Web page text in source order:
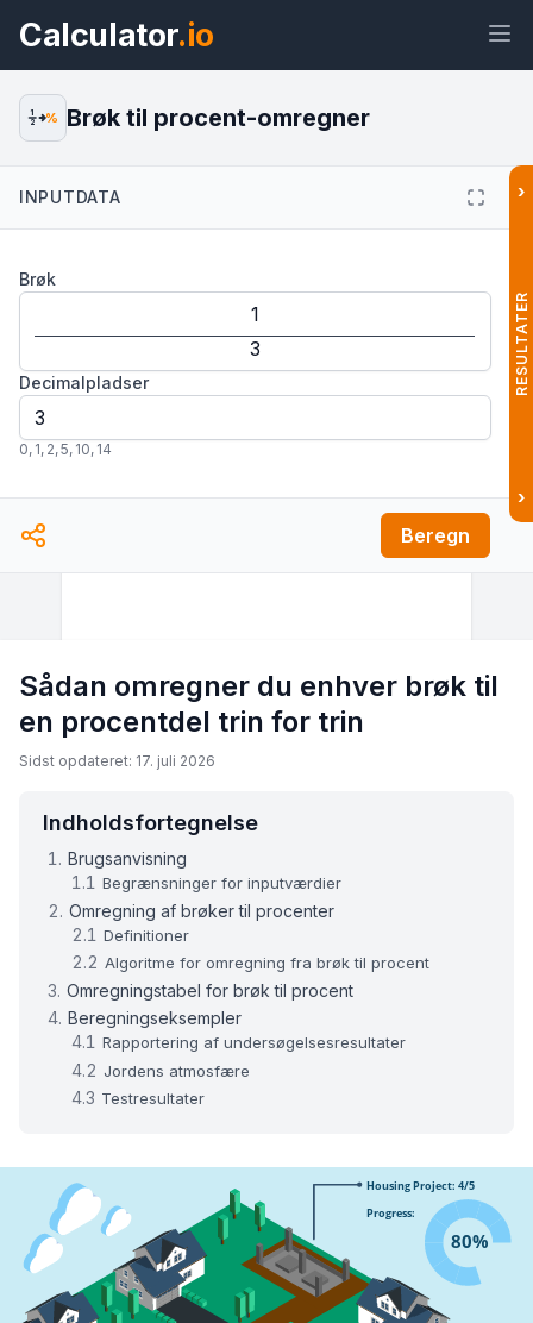
Calculator.io
omregner Widget
1
2
% Brøk til procent-omregner
INPUTDATA
Brøk
Decimalpladser
0, 1, 2,5, 10, 14
Beregn
›
RESULTATER
›
Sådan omregner du enhver brøk til
en procentdel trin for trin
Sidst opdateret: 17. juli 2026
Indholdsfortegnelse
Brugsanvisning
Begrænsninger for inputværdier
Omregning af brøker til procenter
Definitioner
Algoritme for omregning fra brøk til procent
Omregningstabel for brøk til procent
Beregningseksempler
Rapportering af undersøgelsesresultater
Jordens atmosfære
Testresultater